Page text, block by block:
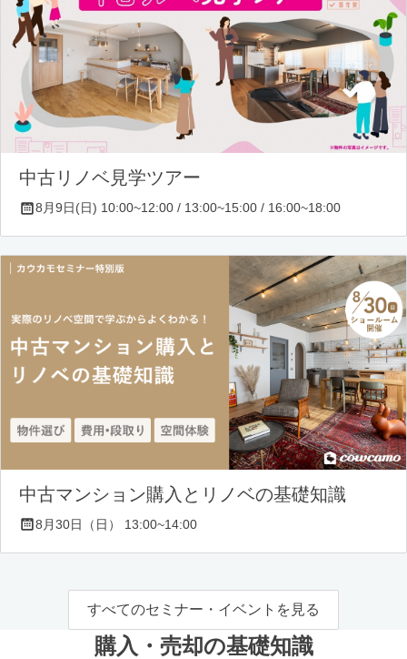
中古リノベ見学ツアー
8月9日(日) 10:00~12:00 / 13:00~15:00 / 16:00~18:00
中古マンション購入とリノベの基礎知識
8月30日（日） 13:00~14:00
すべてのセミナー・イベントを見る
購入・売却の基礎知識